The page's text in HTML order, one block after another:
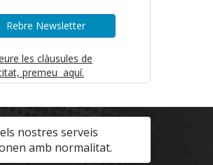
les clàusules de
premeu aquí.
nostres serveis
amb normalitat.